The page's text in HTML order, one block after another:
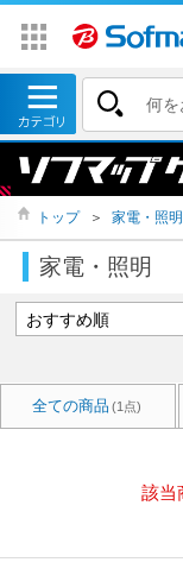
トップ ＞ 家電・照明
家電・照明
全ての商品 (1点)
該当